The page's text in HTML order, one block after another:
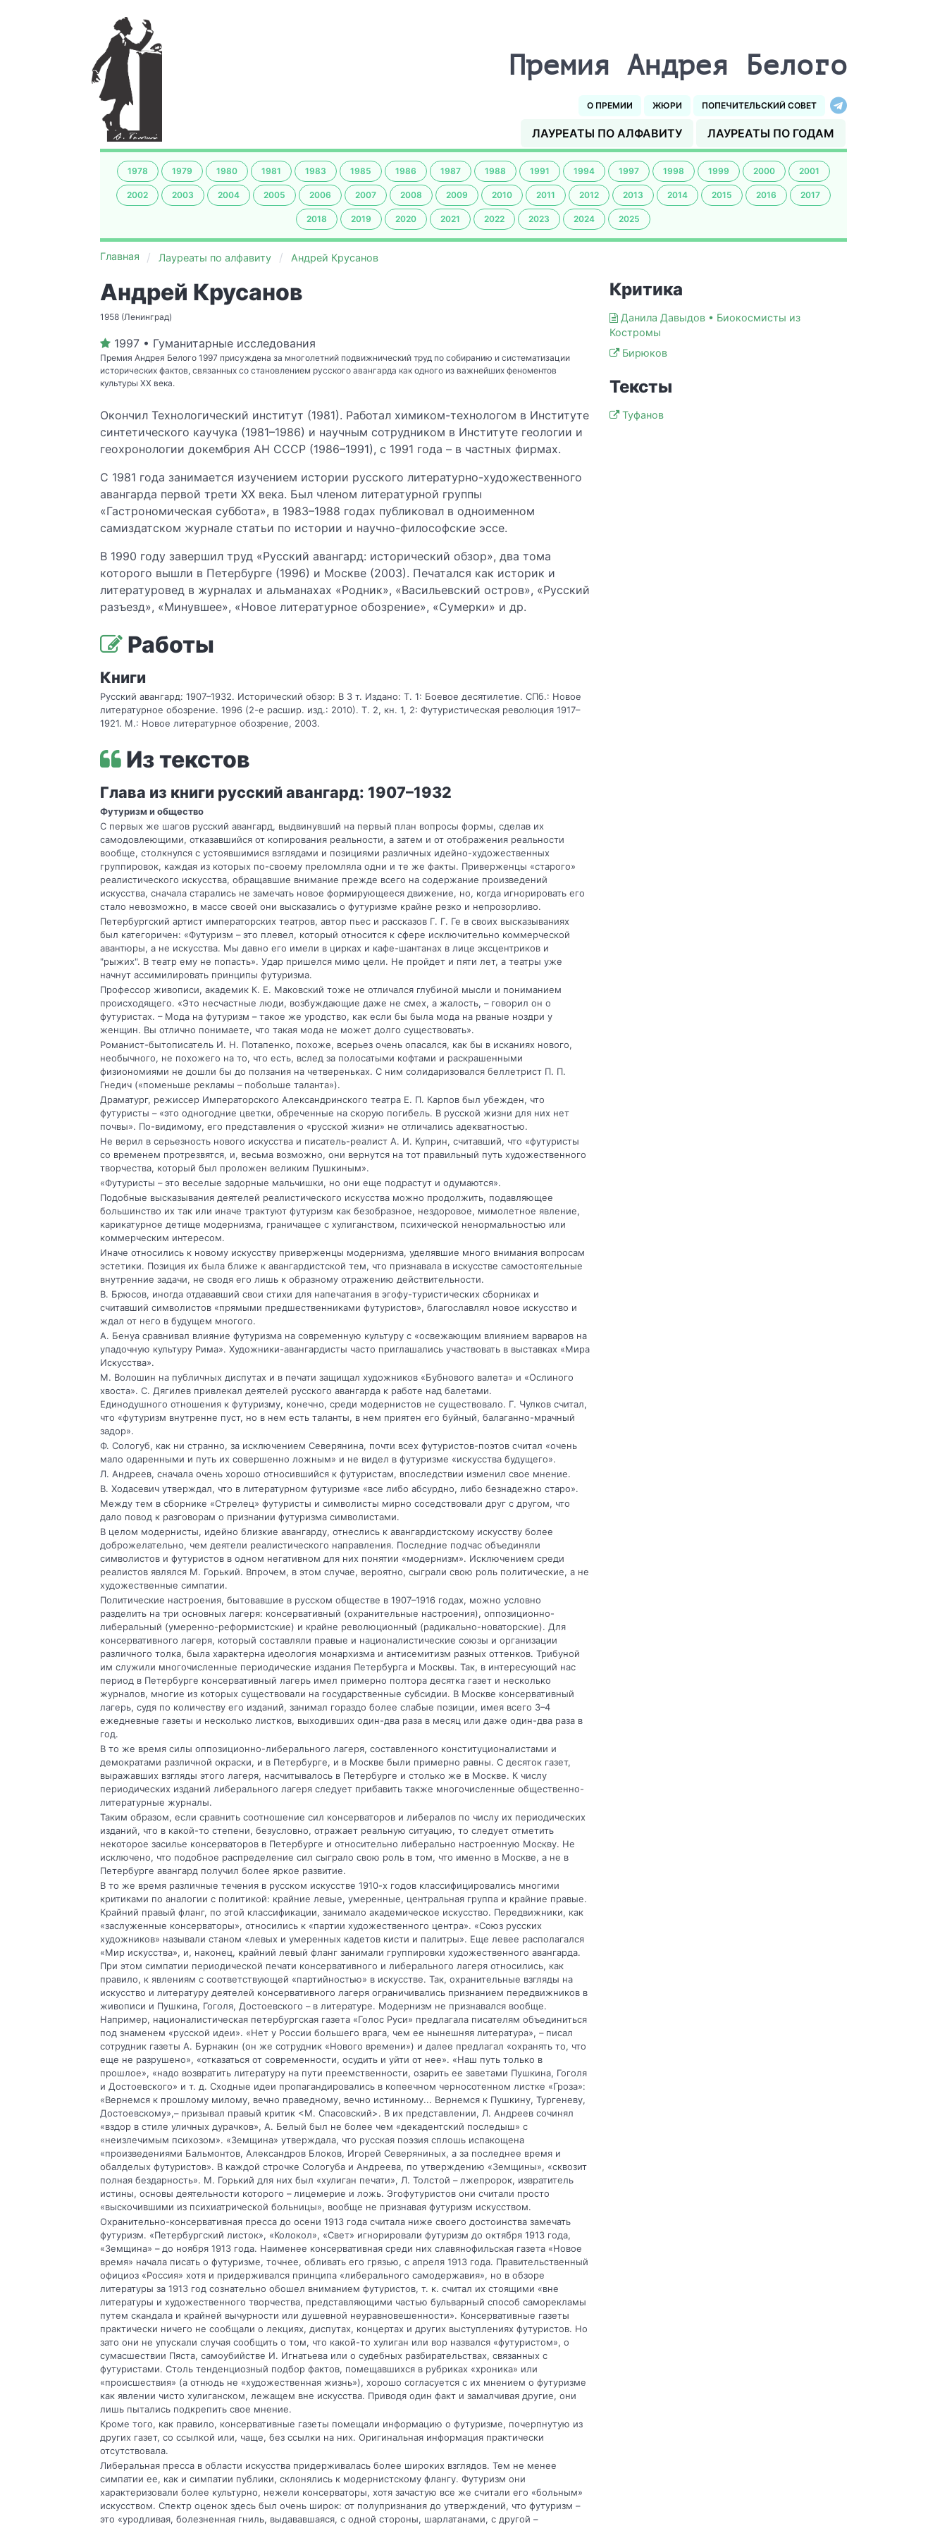
Премия Андрея Белого
О ПРЕМИИ ЖЮРИ ПОПЕЧИТЕЛЬСКИЙ СОВЕТ
ЛАУРЕАТЫ ПО АЛФАВИТУ ЛАУРЕАТЫ ПО ГОДАМ
1978 1979 1980 1981 1983 1985 1986 1987 1988 1991 1994 1997 1998 1999 2000 2001
2002 2003 2004 2005 2006 2007 2008 2009 2010 2011 2012 2013 2014 2015 2016 2017
2018 2019 2020 2021 2022 2023 2024 2025
Главная Лауреаты по алфавиту Андрей Крусанов
Андрей Крусанов
1958 (Ленинград)
1997 • Гуманитарные исследования
Премия Андрея Белого 1997 присуждена за многолетний подвижнический труд по собиранию и систематизации
исторических фактов, связанных со становлением русского авангарда как одного из важнейших феноментов
культуры ХХ века.
Окончил Технологический институт (1981). Работал химиком-технологом в Институте
синтетического каучука (1981–1986) и научным сотрудником в Институте геологии и
геохронологии докембрия АН СССР (1986–1991), с 1991 года – в частных фирмах.
С 1981 года занимается изучением истории русского литературно-художественного
авангарда первой трети ХХ века. Был членом литературной группы
«Гастрономическая суббота», в 1983–1988 годах публиковал в одноименном
самиздатском журнале статьи по истории и научно-философские эссе.
В 1990 году завершил труд «Русский авангард: исторический обзор», два тома
которого вышли в Петербурге (1996) и Москве (2003). Печатался как историк и
литературовед в журналах и альманахах «Родник», «Васильевский остров», «Русский
разъезд», «Минувшее», «Новое литературное обозрение», «Сумерки» и др.
Работы
Книги
Русский авангард: 1907–1932. Исторический обзор: В 3 т. Издано: Т. 1: Боевое десятилетие. СПб.: Новое
литературное обозрение. 1996 (2-е расшир. изд.: 2010). Т. 2, кн. 1, 2: Футуристическая революция 1917–
1921. М.: Новое литературное обозрение, 2003.
Из текстов
Глава из книги русский авангард: 1907–1932
Футуризм и общество
С первых же шагов русский авангард, выдвинувший на первый план вопросы формы, сделав их
самодовлеющими, отказавшийся от копирования реальности, а затем и от отображения реальности
вообще, столкнулся с устоявшимися взглядами и позициями различных идейно-художественных
группировок, каждая из которых по-своему преломляла одни и те же факты. Приверженцы «старого»
реалистического искусства, обращавшие внимание прежде всего на содержание произведений
искусства, сначала старались не замечать новое формирующееся движение, но, когда игнорировать его
стало невозможно, в массе своей они высказались о футуризме крайне резко и непрозорливо.
Петербургский артист императорских театров, автор пьес и рассказов Г. Г. Ге в своих высказываниях
был категоричен: «Футуризм – это плевел, который относится к сфере исключительно коммерческой
авантюры, а не искусства. Мы давно его имели в цирках и кафе-шантанах в лице эксцентриков и
"рыжих". В театр ему не попасть». Удар пришелся мимо цели. Не пройдет и пяти лет, а театры уже
начнут ассимилировать принципы футуризма.
Профессор живописи, академик К. Е. Маковский тоже не отличался глубиной мысли и пониманием
происходящего. «Это несчастные люди, возбуждающие даже не смех, а жалость, – говорил он о
футуристах. – Мода на футуризм – такое же уродство, как если бы была мода на рваные ноздри у
женщин. Вы отлично понимаете, что такая мода не может долго существовать».
Романист-бытописатель И. Н. Потапенко, похоже, всерьез очень опасался, как бы в исканиях нового,
необычного, не похожего на то, что есть, вслед за полосатыми кофтами и раскрашенными
физиономиями не дошли бы до ползания на четвереньках. С ним солидаризовался беллетрист П. П.
Гнедич («поменьше рекламы – побольше таланта»).
Драматург, режиссер Императорского Александринского театра Е. П. Карпов был убежден, что
футуристы – «это одногодние цветки, обреченные на скорую погибель. В русской жизни для них нет
почвы». По-видимому, его представления о «русской жизни» не отличались адекватностью.
Не верил в серьезность нового искусства и писатель-реалист А. И. Куприн, считавший, что «футуристы
со временем протрезвятся, и, весьма возможно, они вернутся на тот правильный путь художественного
творчества, который был проложен великим Пушкиным».
«Футуристы – это веселые задорные мальчишки, но они еще подрастут и одумаются».
Подобные высказывания деятелей реалистического искусства можно продолжить, подавляющее
большинство их так или иначе трактуют футуризм как безобразное, нездоровое, мимолетное явление,
карикатурное детище модернизма, граничащее с хулиганством, психической ненормальностью или
коммерческим интересом.
Иначе относились к новому искусству приверженцы модернизма, уделявшие много внимания вопросам
эстетики. Позиция их была ближе к авангардистской тем, что признавала в искусстве самостоятельные
внутренние задачи, не сводя его лишь к образному отражению действительности.
В. Брюсов, иногда отдававший свои стихи для напечатания в эгофу-туристических сборниках и
считавший символистов «прямыми предшественниками футуристов», благославлял новое искусство и
ждал от него в будущем многого.
А. Бенуа сравнивал влияние футуризма на современную культуру с «освежающим влиянием варваров на
упадочную культуру Рима». Художники-авангардисты часто приглашались участвовать в выставках «Мира
Искусства».
М. Волошин на публичных диспутах и в печати защищал художников «Бубнового валета» и «Ослиного
хвоста». С. Дягилев привлекал деятелей русского авангарда к работе над балетами.
Единодушного отношения к футуризму, конечно, среди модернистов не существовало. Г. Чулков считал,
что «футуризм внутренне пуст, но в нем есть таланты, в нем приятен его буйный, балаганно-мрачный
задор».
Ф. Сологуб, как ни странно, за исключением Северянина, почти всех футуристов-поэтов считал «очень
мало одаренными и путь их совершенно ложным» и не видел в футуризме «искусства будущего».
Л. Андреев, сначала очень хорошо относившийся к футуристам, впоследствии изменил свое мнение.
В. Ходасевич утверждал, что в литературном футуризме «все либо абсурдно, либо безнадежно старо».
Между тем в сборнике «Стрелец» футуристы и символисты мирно соседствовали друг с другом, что
дало повод к разговорам о признании футуризма символистами.
В целом модернисты, идейно близкие авангарду, отнеслись к авангардистскому искусству более
доброжелательно, чем деятели реалистического направления. Последние подчас объединяли
символистов и футуристов в одном негативном для них понятии «модернизм». Исключением среди
реалистов являлся М. Горький. Впрочем, в этом случае, вероятно, сыграли свою роль политические, а не
художественные симпатии.
Политические настроения, бытовавшие в русском обществе в 1907–1916 годах, можно условно
разделить на три основных лагеря: консервативный (охранительные настроения), оппозиционно-
либеральный (умеренно-реформистские) и крайне революционный (радикально-новаторские). Для
консервативного лагеря, который составляли правые и националистические союзы и организации
различного толка, была характерна идеология монархизма и антисемитизм разных оттенков. Трибуной
им служили многочисленные периодические издания Петербурга и Москвы. Так, в интересующий нас
период в Петербурге консервативный лагерь имел примерно полтора десятка газет и несколько
журналов, многие из которых существовали на государственные субсидии. В Москве консервативный
лагерь, судя по количеству его изданий, занимал гораздо более слабые позиции, имея всего 3–4
ежедневные газеты и несколько листков, выходивших один-два раза в месяц или даже один-два раза в
год.
В то же время силы оппозиционно-либерального лагеря, составленного конституционалистами и
демократами различной окраски, и в Петербурге, и в Москве были примерно равны. С десяток газет,
выражавших взгляды этого лагеря, насчитывалось в Петербурге и столько же в Москве. К числу
периодических изданий либерального лагеря следует прибавить также многочисленные общественно-
литературные журналы.
Таким образом, если сравнить соотношение сил консерваторов и либералов по числу их периодических
изданий, что в какой-то степени, безусловно, отражает реальную ситуацию, то следует отметить
некоторое засилье консерваторов в Петербурге и относительно либерально настроенную Москву. Не
исключено, что подобное распределение сил сыграло свою роль в том, что именно в Москве, а не в
Петербурге авангард получил более яркое развитие.
В то же время различные течения в русском искусстве 1910-х годов классифицировались многими
критиками по аналогии с политикой: крайние левые, умеренные, центральная группа и крайние правые.
Крайний правый фланг, по этой классификации, занимало академическое искусство. Передвижники, как
«заслуженные консерваторы», относились к «партии художественного центра». «Союз русских
художников» называли станом «левых и умеренных кадетов кисти и палитры». Еще левее располагался
«Мир искусства», и, наконец, крайний левый фланг занимали группировки художественного авангарда.
При этом симпатии периодической печати консервативного и либерального лагеря относились, как
правило, к явлениям с соответствующей «партийностью» в искусстве. Так, охранительные взгляды на
искусство и литературу деятелей консервативного лагеря ограничивались признанием передвижников в
живописи и Пушкина, Гоголя, Достоевского – в литературе. Модернизм не признавался вообще.
Например, националистическая петербургская газета «Голос Руси» предлагала писателям объединиться
под знаменем «русской идеи». «Нет у России большего врага, чем ее нынешняя литература», – писал
сотрудник газеты А. Бурнакин (он же сотрудник «Нового времени») и далее предлагал «охранять то, что
еще не разрушено», «отказаться от современности, осудить и уйти от нее». «Наш путь только в
прошлое», «надо возвратить литературу на пути преемственности, озарить ее заветами Пушкина, Гоголя
и Достоевского» и т. д. Сходные идеи пропагандировались в копеечном черносотенном листке «Гроза»:
«Вернемся к прошлому милому, вечно праведному, вечно истинному... Вернемся к Пушкину, Тургеневу,
Достоевскому»,– призывал правый критик <М. Спасовский>. В их представлении, Л. Андреев сочинял
«вздор в стиле уличных дурачков», А. Белый был не более чем «декадентский последыш» с
«неизлечимым психозом». «Земщина» утверждала, что русская поэзия сплошь испакощена
«произведениями Бальмонтов, Александров Блоков, Игорей Северяниных, а за последнее время и
обалделых футуристов». В каждой строчке Сологуба и Андреева, по утверждению «Земщины», «сквозит
полная бездарность». М. Горький для них был «хулиган печати», Л. Толстой – лжепророк, извратитель
истины, основы деятельности которого – лицемерие и ложь. Эгофутуристов они считали просто
«выскочившими из психиатрической больницы», вообще не признавая футуризм искусством.
Охранительно-консервативная пресса до осени 1913 года считала ниже своего достоинства замечать
футуризм. «Петербургский листок», «Колокол», «Свет» игнорировали футуризм до октября 1913 года,
«Земщина» – до ноября 1913 года. Наименее консервативная среди них славянофильская газета «Новое
время» начала писать о футуризме, точнее, обливать его грязью, с апреля 1913 года. Правительственный
официоз «Россия» хотя и придерживался принципа «либерального самодержавия», но в обзоре
литературы за 1913 год сознательно обошел вниманием футуристов, т. к. считал их стоящими «вне
литературы и художественного творчества, представляющими частью бульварный способ саморекламы
путем скандала и крайней вычурности или душевной неуравновешенности». Консервативные газеты
практически ничего не сообщали о лекциях, диспутах, концертах и других выступлениях футуристов. Но
зато они не упускали случая сообщить о том, что какой-то хулиган или вор назвался «футуристом», о
сумасшествии Пяста, самоубийстве И. Игнатьева или о судебных разбирательствах, связанных с
футуристами. Столь тенденциозный подбор фактов, помещавшихся в рубриках «хроника» или
«происшествия» (а отнюдь не «художественная жизнь»), хорошо согласуется с их мнением о футуризме
как явлении чисто хулиганском, лежащем вне искусства. Приводя один факт и замалчивая другие, они
лишь пытались подкрепить свое мнение.
Кроме того, как правило, консервативные газеты помещали информацию о футуризме, почерпнутую из
других газет, со ссылкой или, чаще, без ссылки на них. Оригинальная информация практически
отсутствовала.
Либеральная пресса в области искусства придерживалась более широких взглядов. Тем не менее
симпатии ее, как и симпатии публики, склонялись к модернистскому флангу. Футуризм они
характеризовали более культурно, нежели консерваторы, хотя зачастую все же считали его «больным»
искусством. Спектр оценок здесь был очень широк: от полупризнания до утверждений, что футуризм –
это «уродливая, болезненная гниль, выдававшаяся, с одной стороны, шарлатанами, с другой –
Критика
Данила Давыдов • Биокосмисты из
Костромы
Бирюков
Тексты
Туфанов